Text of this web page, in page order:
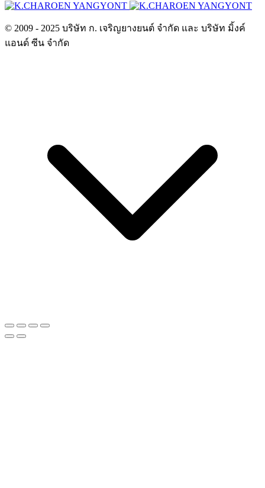
© 2009 - 2025 บริษัท ก. เจริญยางยนต์ จำกัด และ บริษัท มิ้งค์
แอนด์ ซีน จำกัด